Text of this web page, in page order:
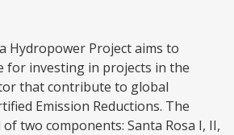
Hydropower Project aims to
for investing in projects in the
that contribute to global
Emission Reductions. The
two components: Santa Rosa I, II,